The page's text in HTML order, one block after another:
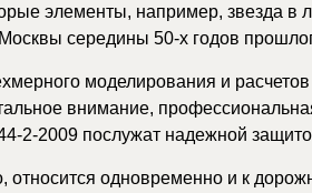
элементы, например, звезда
середины 50-х годов
моделирования и
внимание,
2-2009 послужат надежной
одновременно и к